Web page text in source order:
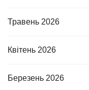
Травень 2026
Квітень 2026
Березень 2026